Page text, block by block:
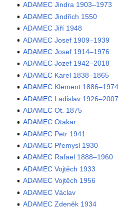
ADAMEC Jindra 1903–1973
ADAMEC Jindřich 1550
ADAMEC Jiří 1948
ADAMEC Josef 1909–1939
ADAMEC Josef 1914–1976
ADAMEC Jozef 1942–2018
ADAMEC Karel 1838–1865
ADAMEC Klement 1886–1974
ADAMEC Ladislav 1926–2007
ADAMEC Ot. 1875
ADAMEC Otakar
ADAMEC Petr 1941
ADAMEC Přemysl 1930
ADAMEC Rafael 1888–1960
ADAMEC Vojtěch 1933
ADAMEC Vojtěch 1956
ADAMEC Václav
ADAMEC Zdeněk 1934